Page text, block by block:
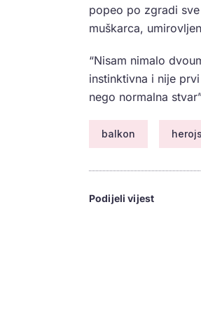
popeo po zgradi
muškarca,
“Nisam nimalo
instinktivna i nije
nego normalna
balkon
Podijeli vijest